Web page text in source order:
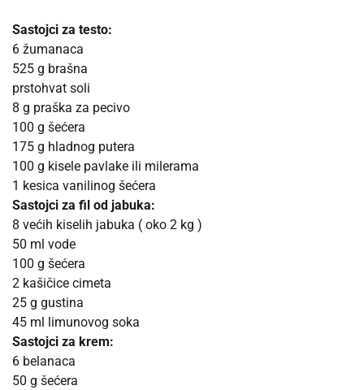
Sastojci za testo:
6 žumanaca
525 g brašna
prstohvat soli
8 g praška za pecivo
100 g šećera
175 g hladnog putera
100 g kisele pavlake ili milerama
1 kesica vanilinog šećera
Sastojci za fil od jabuka:
8 većih kiselih jabuka ( oko 2 kg )
50 ml vode
100 g šećera
2 kašičice cimeta
25 g gustina
45 ml limunovog soka
Sastojci za krem:
6 belanaca
50 g šećera